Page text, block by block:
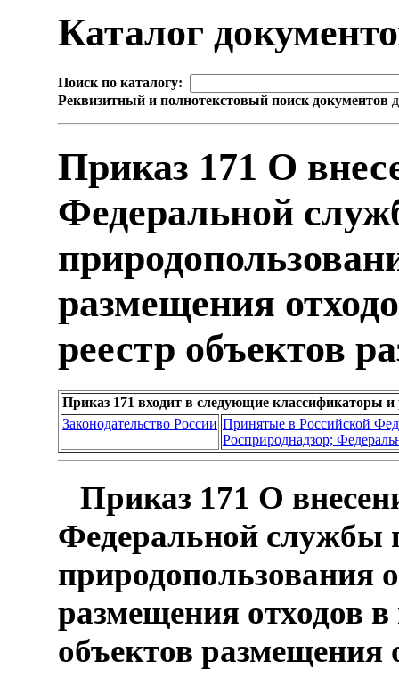
Каталог
Поиск по каталогу:
Реквизитный и полнотекстовый поиск документов
Приказ 171 О
Федеральной
размещения
реестр объектов
Приказ 171 входит в следующие классификаторы и
Законодательство России Принятые в Российской
Росприроднадзор;
Приказ 171 О
Федеральной службы
природопользования
размещения отходов в
объектов размещения